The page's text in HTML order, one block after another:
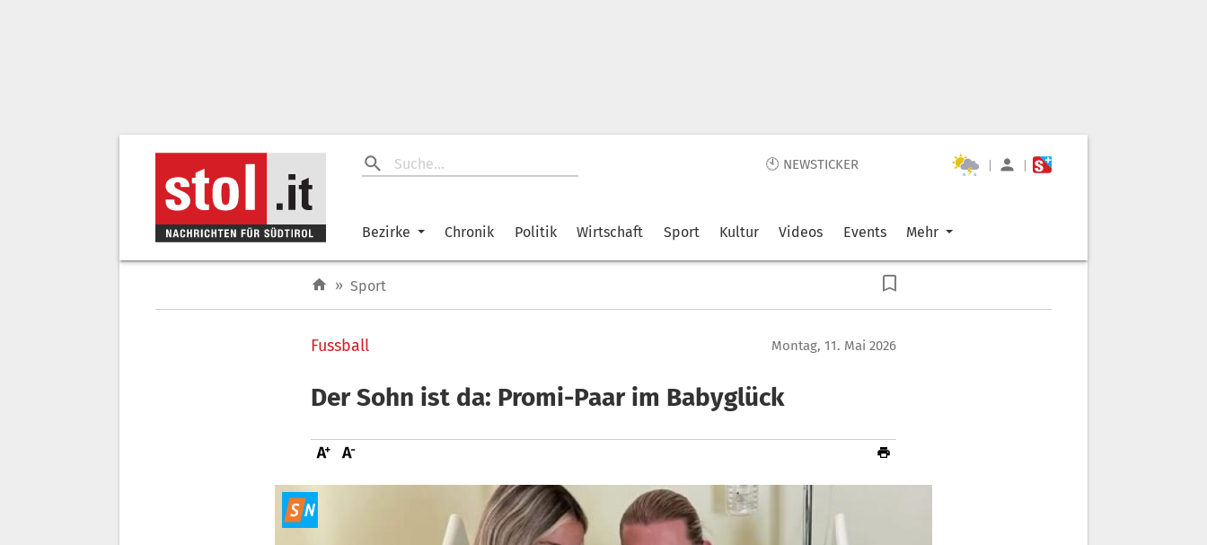
🕙 NEWSTICKER | |
Bezirke Chronik Politik Wirtschaft Sport Kultur Videos Events Mehr
» Sport
Fussball Montag, 11. Mai 2026
Der Sohn ist da: Promi-Paar im Babyglück